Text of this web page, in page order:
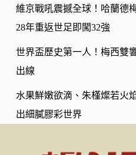
維京戰吼震撼全球！哈蘭
28年重返世足即闖32強
世界盃歷史第一人！梅西
出線
水果鮮嫩欲滴、朱槿燦若
出細膩膠彩世界